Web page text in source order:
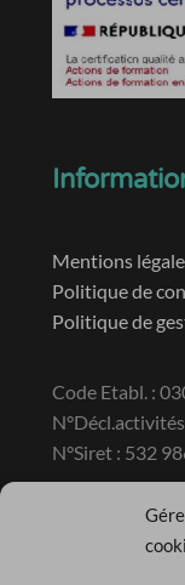
Mentions
Politique de
Politique de
Code Etabl. :
N°Siret : 532
Contact